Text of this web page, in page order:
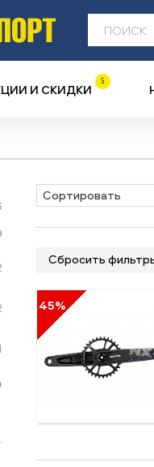
И СКИДКИ 5
Сортировать
Сбросить
45%